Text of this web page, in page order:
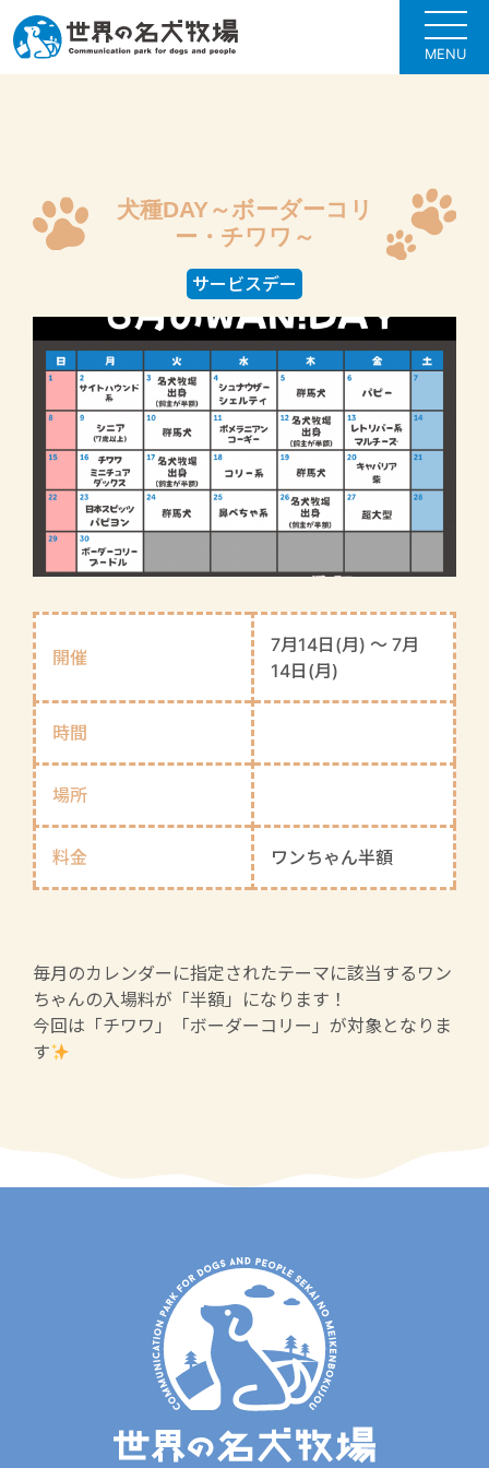
MENU
犬種DAY～ボーダーコリ
ー・チワワ～
サービスデー
開催
7月14日(月) 〜 7月
14日(月)
時間
場所
料金 ワンちゃん半額
毎月のカレンダーに指定されたテーマに該当するワン
ちゃんの入場料が「半額」になります！
今回は「チワワ」「ボーダーコリー」が対象となりま
す